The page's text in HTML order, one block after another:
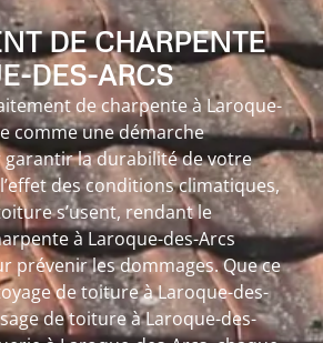
DE CHARPENTE
DES-ARCS
de charpente à Laroque-
comme une démarche
la durabilité de votre
des conditions climatiques,
s’usent, rendant le
à Laroque-des-Arcs
prévenir les dommages. Que ce
de toiture à Laroque-des-
de toiture à Laroque-des-